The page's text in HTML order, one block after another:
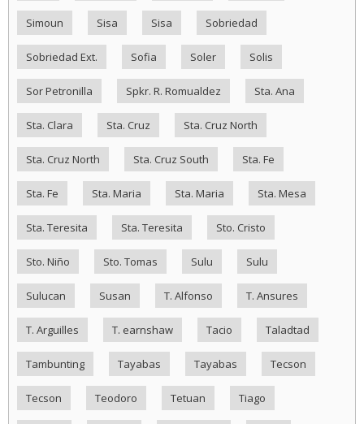
Simoun Sisa Sisa Sobriedad
Sobriedad Ext. Sofia Soler Solis
Sor Petronilla Spkr. R. Romualdez Sta. Ana
Sta. Clara Sta. Cruz Sta. Cruz North
Sta. Cruz North Sta. Cruz South Sta. Fe
Sta. Fe Sta. Maria Sta. Maria Sta. Mesa
Sta. Teresita Sta. Teresita Sto. Cristo
Sto. Niño Sto. Tomas Sulu Sulu
Sulucan Susan T. Alfonso T. Ansures
T. Arguilles T. earnshaw Tacio Taladtad
Tambunting Tayabas Tayabas Tecson
Tecson Teodoro Tetuan Tiago